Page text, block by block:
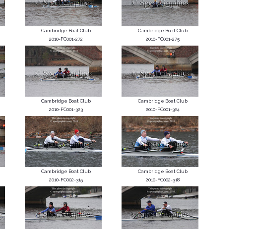
Cambridge Boat Club
2010-FC001-272
Cambridge Boat Club
2010-FC001-275
Cambridge Boat Club
2010-FC001-323
Cambridge Boat Club
2010-FC001-324
Cambridge Boat Club
2010-FC002-315
Cambridge Boat Club
2010-FC002-318